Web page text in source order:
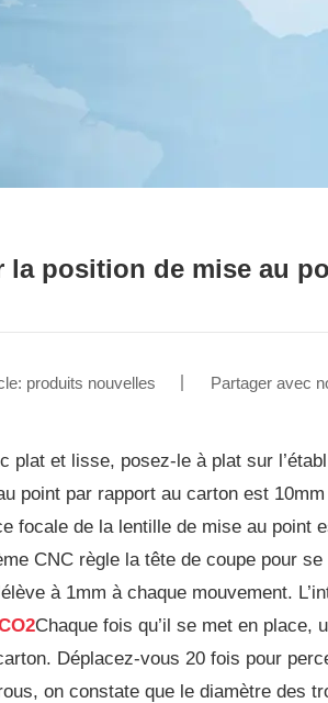
position de mise au
produits nouvelles Partager avec
plat et lisse, posez-le à plat sur
point par rapport au carton est
focale de la lentille de mise au point
CNC règle la tête de coupe pour
à 1mm à chaque mouvement.
Chaque fois qu’il se met en place,
Déplacez-vous 20 fois pour
on constate que le diamètre des